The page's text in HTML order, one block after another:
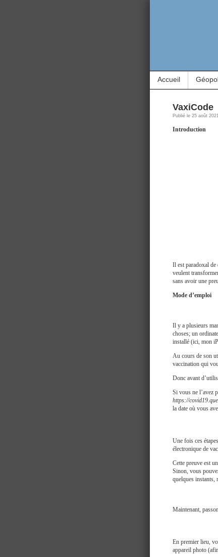
Accueil
VaxiCode
Publié le 25 août
Introduction
Il est paradoxal de
veulent
sans avoir une
Mode d’emploi
Il y a plusieurs
choses; un
installé (ici, mon
Au cours de son
vaccination qui
Donc avant
Si vous ne l’avez
https://
la date où vous
Une fois ces
électronique de
Cette preuve est
Sinon, vous
quelques instants,
Maintenant,
En premier lieu,
appareil photo